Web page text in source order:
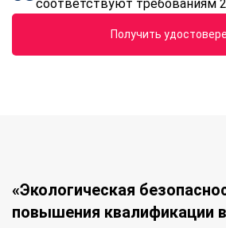
соответствуют требованиям
Получить
«Экологическая
повышения квалификации